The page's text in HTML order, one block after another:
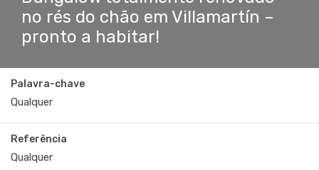
no rés do chão em Villamartín –
pronto a habitar!
Palavra-chave
Referência